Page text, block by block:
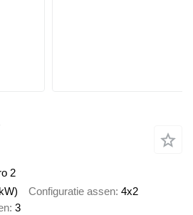
2
Configuratie assen 4x2
3